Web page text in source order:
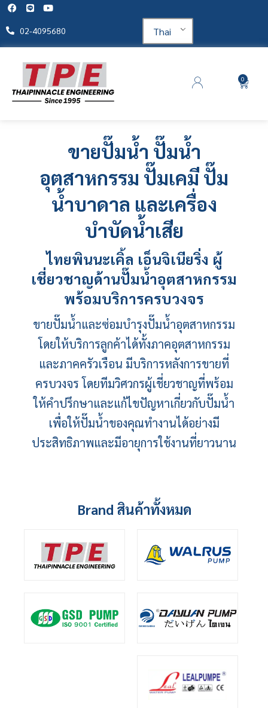
02-4095680 Thai
0
ขายปั๊มน้ำ ปั๊มน้ำ
อุตสาหกรรม ปั๊มเคมี ปั๊ม
น้ำบาดาล และเครื่อง
บำบัดน้ำเสีย
ไทยพินนะเคิ้ล เอ็นจิเนียริ่ง ผู้
เชี่ยวชาญด้านปั๊มน้ำอุตสาหกรรม
พร้อมบริการครบวงจร
ขายปั๊มน้ำและซ่อมบำรุงปั๊มน้ำอุตสาหกรรม
โดยให้บริการลูกค้าได้ทั้งภาคอุตสาหกรรม
และภาคครัวเรือน มีบริการหลังการขายที่
ครบวงจร โดยทีมวิศวกรผู้เชี่ยวชาญที่พร้อม
ให้คำปรึกษาและแก้ไขปัญหาเกี่ยวกับปั๊มน้ำ
เพื่อให้ปั๊มน้ำของคุณทำงานได้อย่างมี
ประสิทธิภาพและมีอายุการใช้งานที่ยาวนาน
Brand สินค้าทั้งหมด